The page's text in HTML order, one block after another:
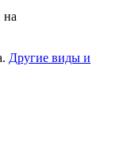
на
Другие виды и